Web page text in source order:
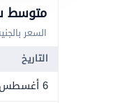
متوسط سعر
السعر بالجنيه
التاريخ
6 أغسطس, 2026